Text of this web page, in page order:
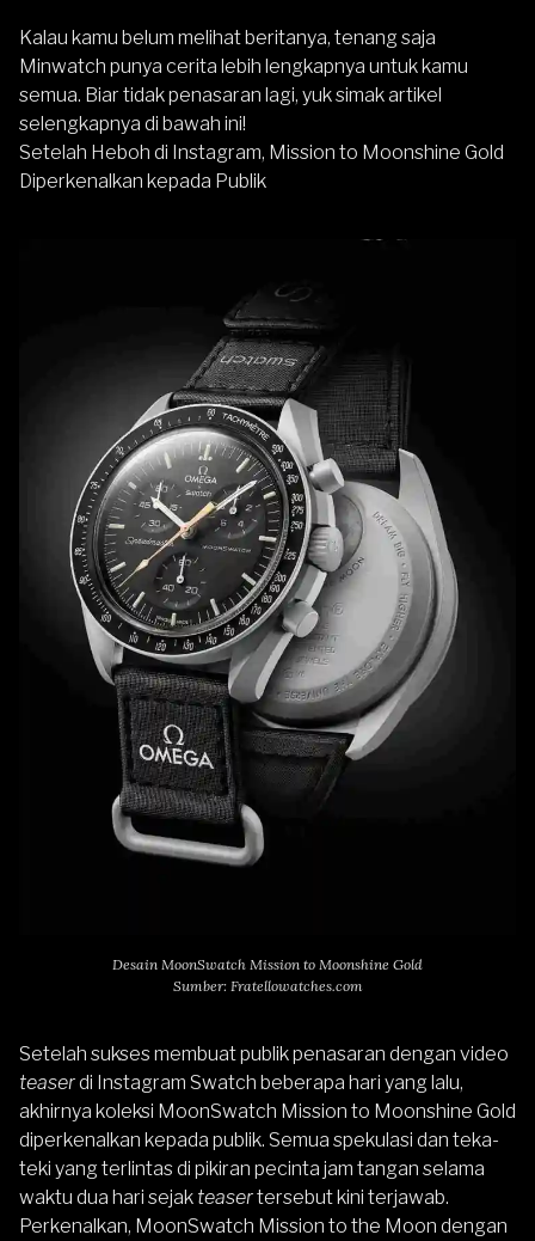
Kalau kamu belum melihat beritanya, tenang saja
Minwatch punya cerita lebih lengkapnya untuk kamu
semua. Biar tidak penasaran lagi, yuk simak artikel
selengkapnya di bawah ini!
Setelah Heboh di Instagram, Mission to Moonshine Gold
Diperkenalkan kepada Publik
Desain MoonSwatch Mission to Moonshine Gold
Sumber: Fratellowatches.com
Setelah sukses membuat publik penasaran dengan video
teaserdi Instagram Swatch beberapa hari yang lalu,
akhirnya koleksi MoonSwatch Mission to Moonshine Gold
diperkenalkan kepada publik. Semua spekulasi dan teka-
teki yang terlintas di pikiran pecinta jam tangan selama
waktu dua hari sejak teasertersebut kini terjawab.
Perkenalkan, MoonSwatch Mission to the Moon dengan